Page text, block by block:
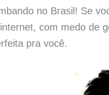
no Brasil! Se
com medo de
pra você.